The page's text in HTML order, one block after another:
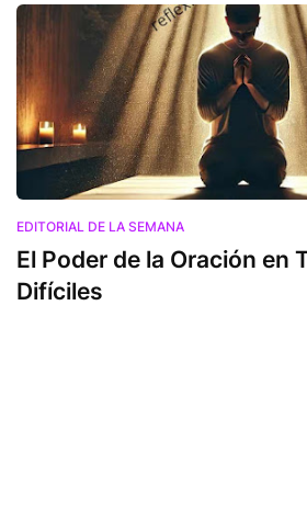
EDITORIAL DE LA SEMANA
El Poder de la Oración en
Difíciles